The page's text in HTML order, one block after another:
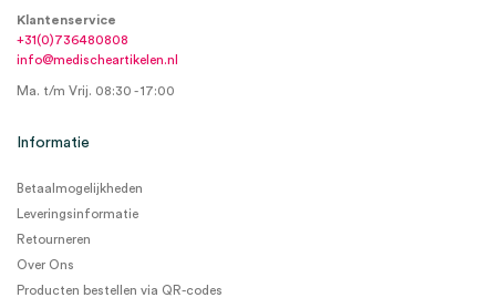
Klantenservice
+31(0)736480808
info@medischeartikelen.nl
Ma. t/m Vrij. 08:30 - 17:00
Informatie
Betaalmogelijkheden
Leveringsinformatie
Retourneren
Over Ons
Producten bestellen via QR-codes